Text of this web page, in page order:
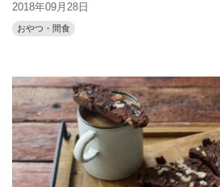
2018年09月28日
おやつ・間食